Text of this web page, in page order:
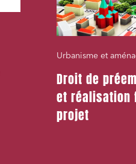
Urbanisme et
Droit de
et réalisation
projet